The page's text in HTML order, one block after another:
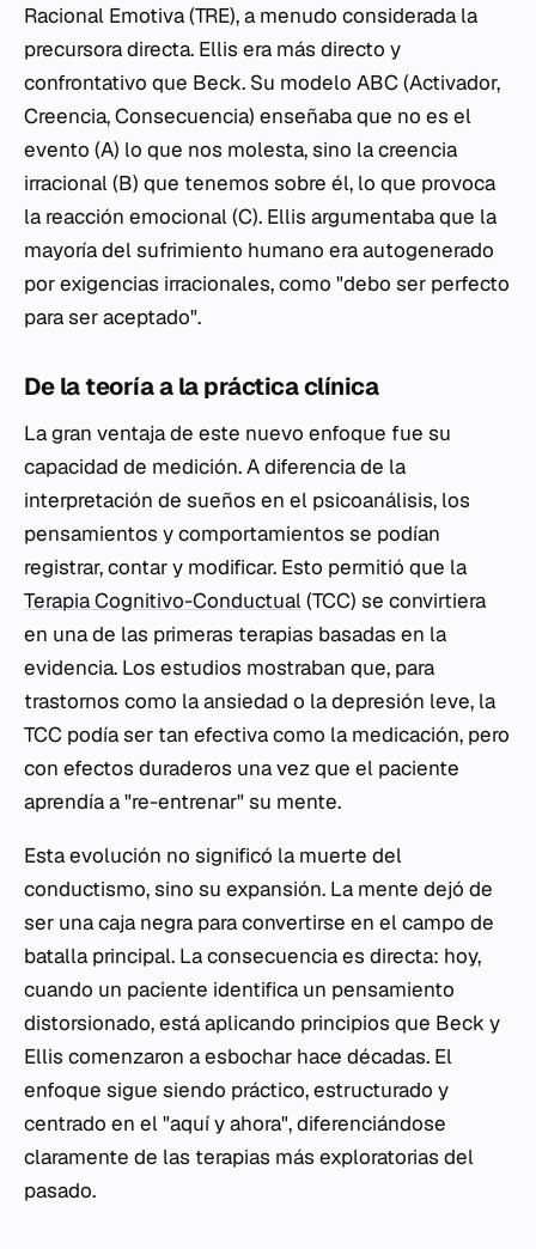
Racional Emotiva (TRE), a menudo considerada la
precursora directa. Ellis era más directo y
confrontativo que Beck. Su modelo ABC (Activador,
Creencia, Consecuencia) enseñaba que no es el
evento (A) lo que nos molesta, sino la creencia
irracional (B) que tenemos sobre él, lo que provoca
la reacción emocional (C). Ellis argumentaba que la
mayoría del sufrimiento humano era autogenerado
por exigencias irracionales, como "debo ser perfecto
para ser aceptado".
De la teoría a la práctica clínica
La gran ventaja de este nuevo enfoque fue su
capacidad de medición. A diferencia de la
interpretación de sueños en el psicoanálisis, los
pensamientos y comportamientos se podían
registrar, contar y modificar. Esto permitió que la
Terapia Cognitivo-Conductual(TCC) se convirtiera
en una de las primeras terapias basadas en la
evidencia. Los estudios mostraban que, para
trastornos como la ansiedad o la depresión leve, la
TCC podía ser tan efectiva como la medicación, pero
con efectos duraderos una vez que el paciente
aprendía a "re-entrenar" su mente.
Esta evolución no significó la muerte del
conductismo, sino su expansión. La mente dejó de
ser una caja negra para convertirse en el campo de
batalla principal. La consecuencia es directa: hoy,
cuando un paciente identifica un pensamiento
distorsionado, está aplicando principios que Beck y
Ellis comenzaron a esbochar hace décadas. El
enfoque sigue siendo práctico, estructurado y
centrado en el "aquí y ahora", diferenciándose
claramente de las terapias más exploratorias del
pasado.